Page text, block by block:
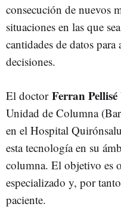
consecución de nuevos
situaciones en las que
cantidades de datos
decisiones.
El doctorFerran
Unidad de Columna
en el Hospital
esta tecnología en su
columna. El objetivo es
especializado y, por
paciente.